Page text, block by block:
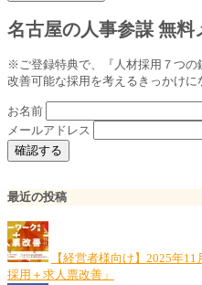
名古屋の人事参謀 無料
※ご登録特典で、『人材採用７つの
改善可能な採用を考えるきっかけに
お名前
メールアドレス
最近の投稿
【経営者様向け】2025年
採用＋求人票改善」